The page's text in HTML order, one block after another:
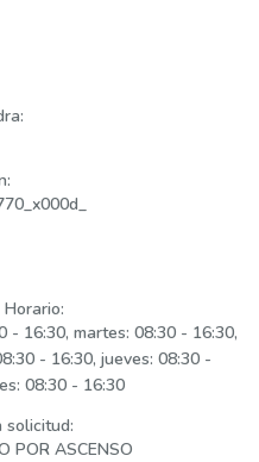
- 16:30, martes: 08:30 - 16:30,
- 16:30, jueves: 08:30 -
08:30 - 16:30
solicitud:
POR ASCENSO